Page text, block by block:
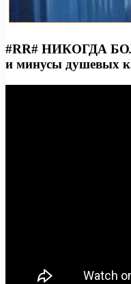
#RR# НИКОГДА
и минусы душевых